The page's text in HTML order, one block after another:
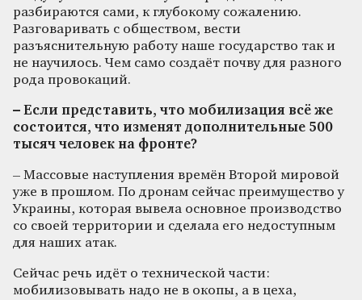
разбираются сами, к глубокому сожалению.
Разговаривать с обществом, вести
разъяснительную работу наше государство так и
не научилось. Чем само создаёт почву для разного
рода провокаций.
– Если представить, что мобилизация всё же
состоится, что изменят дополнительные 500
тысяч человек на фронте?
– Массовые наступления времён Второй мировой
уже в прошлом. По дронам сейчас преимущество у
Украины, которая вывела основное производство
со своей территории и сделала его недоступным
для наших атак.
Сейчас речь идёт о технической части:
мобилизовывать надо не в окопы, а в цеха,